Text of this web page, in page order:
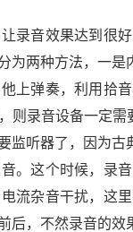
录音效果达到很
两种方法，一是
上弹奏，利用拾
则录音设备一定
听器了，因为古
。这个时候，录
流杂音干扰，这
，不然录音的效